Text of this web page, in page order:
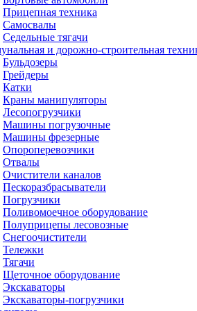
Прицепная техника
Самосвалы
Седельные тягачи
и дорожно-строительная
Бульдозеры
Грейдеры
Катки
Краны манипуляторы
Лесопогрузчики
Машины погрузочные
Машины фрезерные
Опороперевозчики
Отвалы
Очистители каналов
Пескоразбрасыватели
Погрузчики
Поливомоечное оборудование
Полуприцепы лесовозные
Снегоочистители
Тележки
Тягачи
Щеточное оборудование
Экскаваторы
Экскаваторы-погрузчики